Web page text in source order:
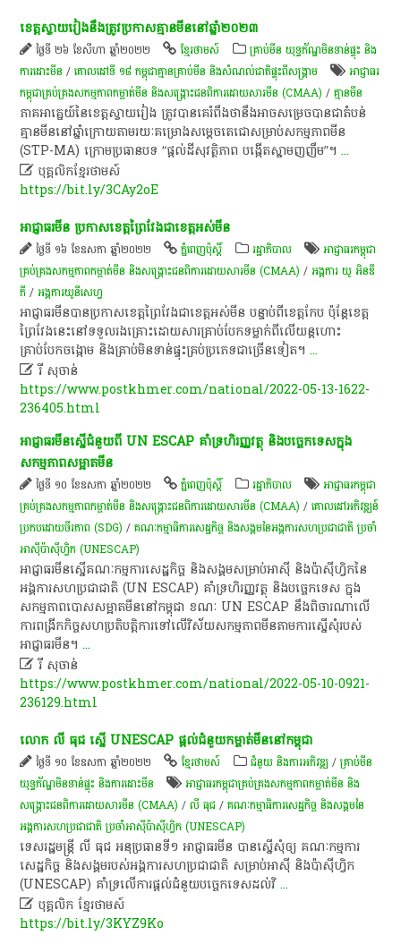
ខេត្ត​ស្វាយរៀង​នឹង​ត្រូវ​ប្រកាស​គ្មាន​មីន​នៅ​ឆ្នាំ​២០២៣
ថ្ងៃទី ២៦ ខែសីហា ឆ្នាំ២០២២ ខ្មែរថាមស៍
គ្រាប់មីន យុទ្ធភ័ណ្ឌមិនទាន់ផ្ទុះ និង
ការដោះមីន /គោលដៅ​ទី​ ១៨​ កម្ពុជា​គ្មាន​គ្រាប់​មីន​ ​និង​សំណល់​ជាតិ​ផ្ទុះ​ពី​សង្គ្រាម​
អាជ្ញាធរ​
កម្ពុជា​គ្រប់គ្រង​សកម្មភាព​កម្ចាត់​មីន និង​សង្គ្រោះ​ជនពិការ​ដោយសារ​មីន (CMAA) /​គ្មាន​មីន​
ភាគ​អាគ្នេយ៍នៃខេត្ត​ស្វាយរៀង​ ​ត្រូវ​បាន​គេ​រំពឹង​ថា​នឹង​អាច​សម្រេច​បាន​ជាតំបន់​
គ្មាន​មីន​នៅ​ឆ្នាំ​ក្រោយ​តាម​រយៈ​គម្រោង​សម្តេចតេជោសម្រាប់​សកម្មភាព​មីន
(STP-MA) ក្រោម​ប្រធានបទ “ផ្តល់​ដី​សុវត្ថិភាព បង្កើត​ស្នាម​ញញឹម”។...
 បុគ្គលិកខ្មែរថាមស៍
https://bit.ly/3CAy2oE
អាជ្ញាធរ​មីន ​ប្រកាស​ខេត្តព្រៃវែង​ជា​ខេត្ត​អស់​មីន​
ថ្ងៃទី ១៦ ខែឧសភា ឆ្នាំ២០២២ ភ្នំពេញប៉ុស្តិ៍ រដ្ឋាភិបាល
អាជ្ញាធរ​កម្ពុជា​
គ្រប់គ្រង​សកម្មភាព​កម្ចាត់​មីន និង​សង្គ្រោះ​ជនពិការ​ដោយសារ​មីន (CMAA) /អង្គការ យូ អិនឌី
ភី /អង្គការ​យូនីសេហ្វ
អាជ្ញាធរ​មីន​បានប្រកាស​ខេត្តព្រៃវែង​ជា​ខេត្ត​អស់​មីន បន្ទាប់ពី​ខេត្ត​កែប ប៉ុន្តែ​ខេត្ត
ព្រៃវែង​នេះ​នៅ​ទទួលរង​គ្រោះ​ដោយសារ​គ្រាប់បែក​ទម្លាក់​ពីលើ​យន្តហោះ
គ្រាប់បែក​ចង្កោម និង​គ្រាប់​មិនទាន់​ផ្ទុះ​គ្រប់​ប្រភេទ​ជាច្រើន​ទៀត​។​...
រី សុចាន់
https://www.postkhmer.com/national/2022-05-13-1622-
236405.html
អាជ្ញាធរ​មីន​ស្នើ​ជំនួយ​ពី UN ESCAP ​គាំទ្រ​​ហិរញ្ញវត្ថុ​ និង​បច្ចេកទេស​ក្នុង​
សកម្មភាព​សម្អាត​មីន
ថ្ងៃទី ១០ ខែឧសភា ឆ្នាំ២០២២ ភ្នំពេញប៉ុស្តិ៍ រដ្ឋាភិបាល
អាជ្ញាធរ​កម្ពុជា​
គ្រប់គ្រង​សកម្មភាព​កម្ចាត់​មីន និង​សង្គ្រោះ​ជនពិការ​ដោយសារ​មីន (CMAA) /គោលដៅអភិវឌ្ឍន៍
ប្រកបដោយចីរភាព (SDG) /គណៈកម្មាធិការ​សេដ្ឋកិច្ច​ និង​សង្គម​នៃ​អង្គការ​សហ​ប្រជាជាតិ​ ប្រចាំ​
អាស៊ី​ប៉ាស៊ីហ្វិក (UNESCAP)
អាជ្ញាធរ​មីន​ស្នើ​គណៈកម្មការ​សេដ្ឋកិច្ច និង​សង្គម​សម្រាប់​អាស៊ី និង​ប៉ាស៊ីហ្វិក​នៃ​
អង្គការសហប្រជាជាតិ (UN ESCAP) គាំទ្រ​ហិរញ្ញវត្ថុ និង​បច្ចេកទេស ក្នុង​
សកម្មភាព​បោសសម្អាត​មីន​នៅ​កម្ពុជា ខណៈ​ UN ESCAP នឹង​ពិចារណា​លើ​
ការពង្រីក​កិច្ចសហប្រតិបត្តិការ​ទៅលើ​វិស័យ​សកម្មភាព​មីន​តាម​ការស្នើសុំ​របស់​
អាជ្ញាធរ​មីន​។...
រី សុចាន់
https://www.postkhmer.com/national/2022-05-10-0921-
236129.html
លោក​ ​លី​ ធុ​ជ​ ​ស្នើ​ UN​E​S​CAP​ ​ផ្តល់​ជំនួយ​កម្ចាត់​មីន​នៅ​កម្ពុជា​
ថ្ងៃទី ១០ ខែឧសភា ឆ្នាំ២០២២ ខ្មែរថាមស៍ ជំនួយ និងការអភិវឌ្ឍ /គ្រាប់មីន
យុទ្ធភ័ណ្ឌមិនទាន់ផ្ទុះ និងការដោះមីន
អាជ្ញាធរ​កម្ពុជា​គ្រប់គ្រង​សកម្មភាព​កម្ចាត់​មីន និង​
សង្គ្រោះ​ជនពិការ​ដោយសារ​មីន (CMAA) /លី​ ធុ​ជ /គណៈកម្មាធិការ​សេដ្ឋកិច្ច​ និង​សង្គម​នៃ​
អង្គការ​សហ​ប្រជាជាតិ​ ប្រចាំ​អាស៊ី​ប៉ាស៊ីហ្វិក (UNESCAP)
​ទេស​រដ្ឋ​ម​ន្រ្តី ​លី​ ធុ​ជ​ ​អនុប្រធាន​ទី​១​ ​អាជ្ញាធរ​មីន​ ​បាន​ស្នើសុំ​ឲ្យ​ ​គណៈកម្មការ
សេដ្ឋកិច្ច​ ​និង​សង្គម​របស់​អង្គការសហប្រជាជាតិ​ ​សម្រាប់​អាស៊ី​ ​និង​ប៉ាស៊ីហ្វិក​
(UN​E​S​CAP​) ​គាំទ្រ​លើ​ការ​ផ្តល់​ជំនួយ​បច្ចេកទេស​ដល់​វិ...
 បុគ្គលិក​ ខ្មែរ​ថា​ម​ស៍​
https://bit.ly/3KYZ9Ko